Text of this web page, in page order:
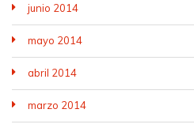
junio 2014
mayo 2014
abril 2014
marzo 2014